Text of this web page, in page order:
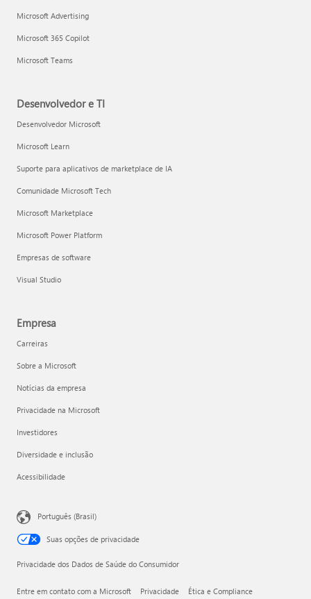
Microsoft Advertising
Microsoft 365 Copilot
Microsoft Teams
Desenvolvedor e TI
Desenvolvedor Microsoft
Microsoft Learn
Suporte para aplicativos de marketplace de IA
Comunidade Microsoft Tech
Microsoft Marketplace
Microsoft Power Platform
Empresas de software
Visual Studio
Empresa
Carreiras
Sobre a Microsoft
Notícias da empresa
Privacidade na Microsoft
Investidores
Diversidade e inclusão
Acessibilidade
Português (Brasil)
Suas opções de privacidade
Privacidade dos Dados de Saúde do Consumidor
Entre em contato com a Microsoft Privacidade Ética e Compliance